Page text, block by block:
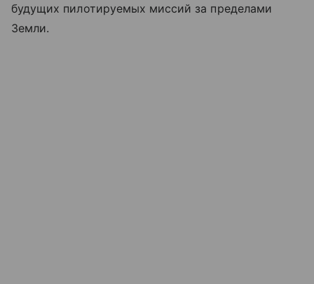
будущих пилотируемых миссий за пределами
Земли.